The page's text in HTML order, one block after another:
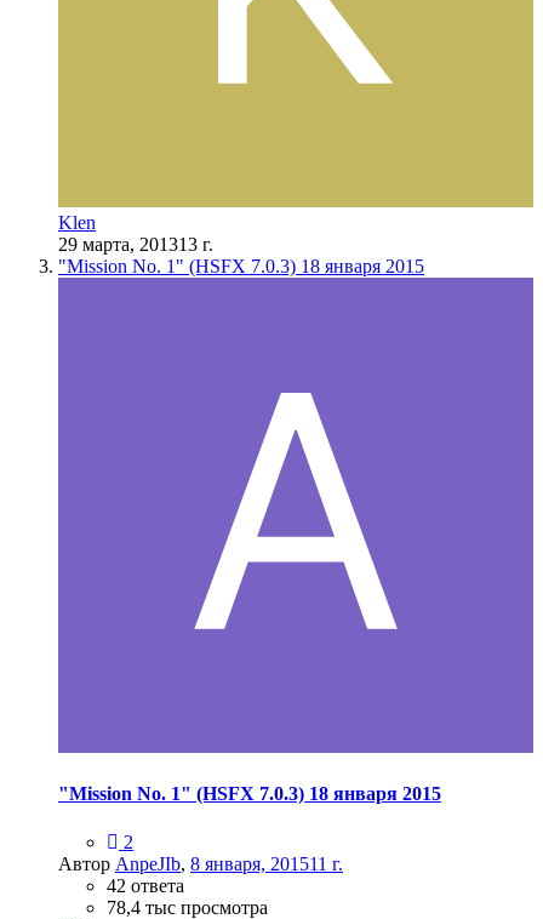
Klen
29 марта, 201313 г.
"Mission No. 1" (HSFX 7.0.3) 18 января 2015
"Mission No. 1" (HSFX 7.0.3) 18 января 2015
2
Автор AnpeJIb, 8 января, 201511 г.
42 ответа
78,4 тыс просмотра